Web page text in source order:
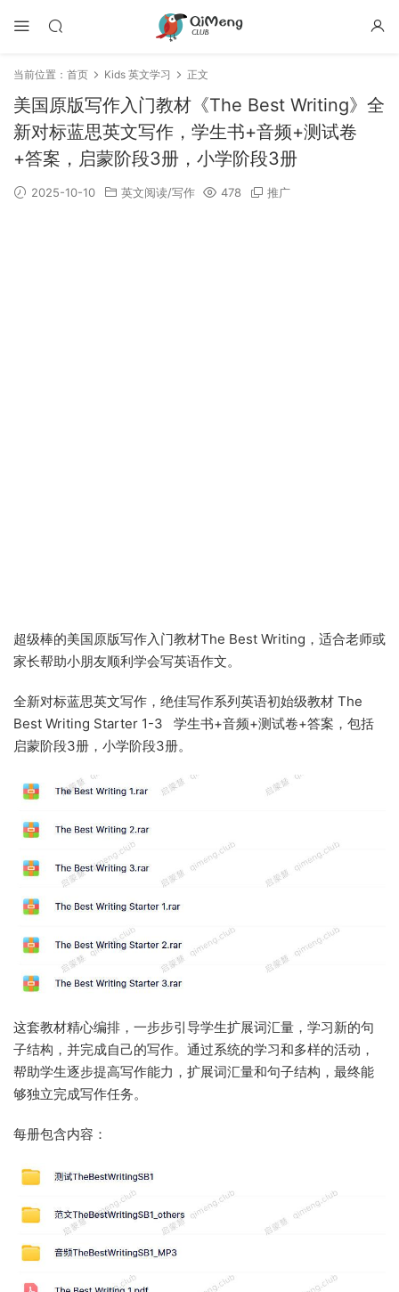
当前位置： 首页 Kids 英文学习 正文
美国原版写作入门教材《The Best Writing》全
新对标蓝思英文写作，学生书+音频+测试卷
+答案，启蒙阶段3册，小学阶段3册
2025-10-10 英文阅读/写作 478 推广
超级棒的美国原版写作入门教材The Best Writing，适合老师或
家长帮助小朋友顺利学会写英语作文。
全新对标蓝思英文写作，绝佳写作系列英语初始级教材 The
Best Writing Starter 1-3 学生书+音频+测试卷+答案，包括
启蒙阶段3册，小学阶段3册。
这套教材精心编排，一步步引导学生扩展词汇量，学习新的句
子结构，并完成自己的写作。通过系统的学习和多样的活动，
帮助学生逐步提高写作能力，扩展词汇量和句子结构，最终能
够独立完成写作任务。
每册包含内容：